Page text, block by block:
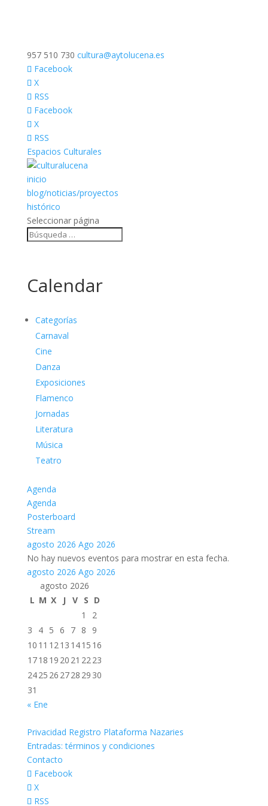
957 510 730 cultura@aytolucena.es
Facebook
X
RSS
Facebook
X
RSS
Espacios Culturales
inicio
blog/noticias/proyectos
histórico
Seleccionar página
Calendar
Categorías
Carnaval
Cine
Danza
Exposiciones
Flamenco
Jornadas
Literatura
Música
Teatro
Agenda
Agenda
Posterboard
Stream
agosto 2026 Ago 2026
No hay nuevos eventos para mostrar en esta fecha.
agosto 2026 Ago 2026
agosto 2026
L M X J V S D
1
2
3
4 5 6 7 8
9
10 11 1213 1415 16
1718 19 20 21 2223
2425 26 2728 29 30
31
« Ene
Privacidad Registro Plataforma Nazaries
Entradas: términos y condiciones
Contacto
Facebook
X
RSS